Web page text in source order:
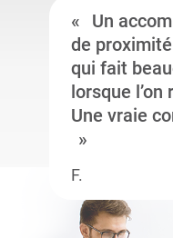
Un
de
qui fait
lorsque l’on
Une vraie
F.